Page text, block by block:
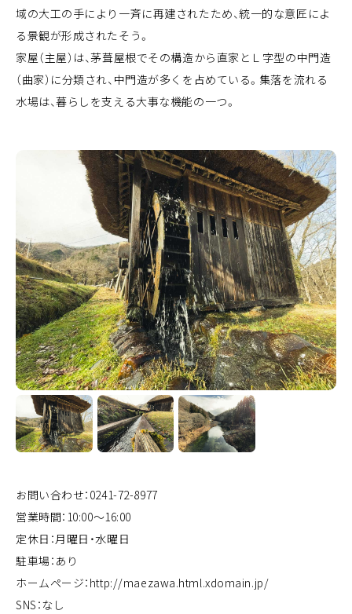
域の大工の手により一斉に再建されたため、統一的な意匠によ
る景観が形成されたそう。
家屋（主屋）は、茅葺屋根でその構造から直家とＬ字型の中門造
（曲家）に分類され、中門造が多くを占めている。集落を流れる
水場は、暮らしを支える大事な機能の一つ。
お問い合わせ：0241-72-8977
営業時間：10:00～16:00
定休日：月曜日・水曜日
駐車場：あり
ホームページ： http://maezawa.html.xdomain.jp/
SNS：なし